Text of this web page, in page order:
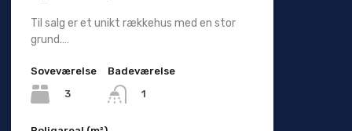
Til salg er et unikt rækkehus med en stor
grund.…
Soveværelse
3
Badeværelse
1